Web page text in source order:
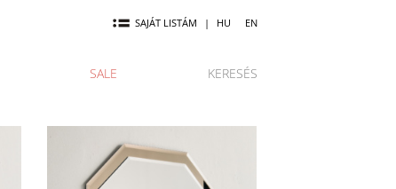
SAJÁT LISTÁM | HU EN
SALE KERESÉS